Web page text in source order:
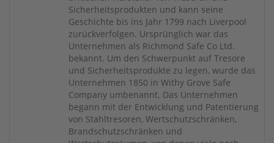
Sicherheitsprodukten und kann seine
Geschichte bis ins Jahr 1799 nach Liverpool
zurückverfolgen. Ursprünglich war das
Unternehmen als Richmond Safe Co Ltd.
bekannt. Um den Schwerpunkt auf Tresore
und Sicherheitsprodukte zu legen, wurde das
Unternehmen 1850 in Withy Grove Safe
Company umbenannt. Das Unternehmen
begann mit der Entwicklung und Patentierung
von Stahltresoren, Wertschutzschränken,
Brandschutzschränken und